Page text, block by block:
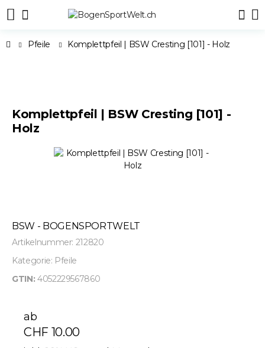
Pfeile Komplettpfeil | BSW Cresting [101] - Holz
Komplettpfeil | BSW Cresting [101] -
Holz
BSW - BOGENSPORTWELT
Artikelnummer: 212820
Kategorie: Pfeile
GTIN: 4052229567860
ab
CHF 10.00